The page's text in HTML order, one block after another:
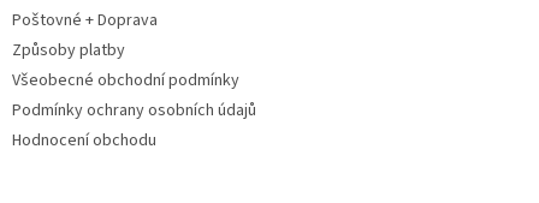
Poštovné + Doprava
Způsoby platby
Všeobecné obchodní podmínky
Podmínky ochrany osobních údajů
Hodnocení obchodu